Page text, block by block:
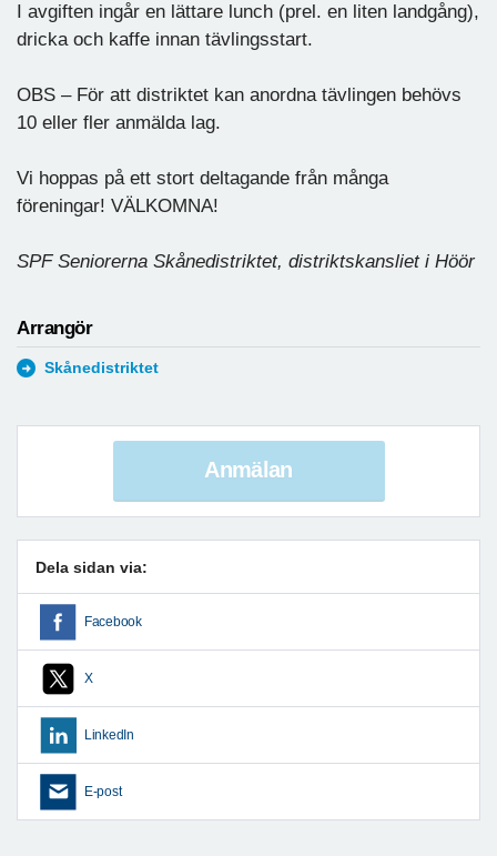
I avgiften ingår en lättare lunch (prel. en liten landgång),
dricka och kaffe innan tävlingsstart.
OBS – För att distriktet kan anordna tävlingen behövs
10 eller fler anmälda lag.
Vi hoppas på ett stort deltagande från många
föreningar! VÄLKOMNA!
SPF Seniorerna Skånedistriktet, distriktskansliet i Höör
Arrangör
Skånedistriktet
Anmälan
Dela sidan via:
Facebook
X
LinkedIn
E-post